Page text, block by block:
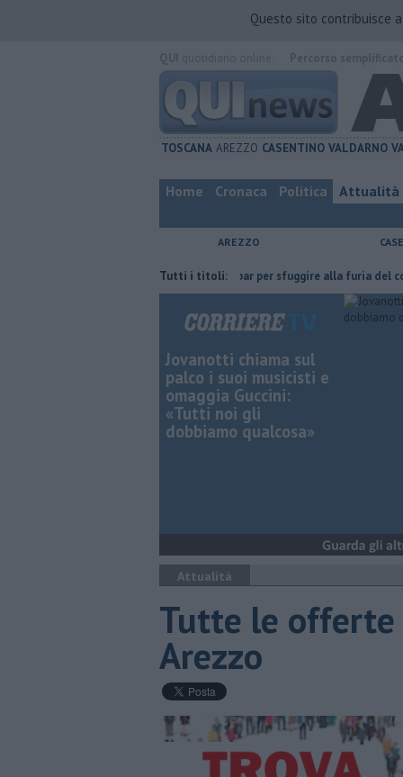
Questo sito contribuisce
TOSCANA AREZZO CASENTINO VALDARNO
Home Cronaca Politica Attualità
AREZZO
Tutti i titoli:
Nascosta in un bar per sfuggire alla furia del
Jovanotti chiama sul
palco i suoi musicisti e
omaggia Guccini:
«Tutti noi gli
dobbiamo qualcosa»
Attualità
​Tutte le offerte
Arezzo